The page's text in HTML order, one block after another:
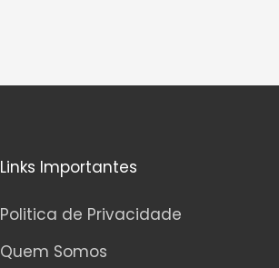
Links Importantes
Politica de Privacidade
Quem Somos